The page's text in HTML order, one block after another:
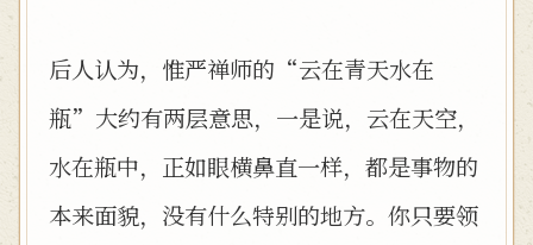
后人认为，惟严禅师的“云在青天水在
瓶”大约有两层意思，一是说，云在天空，
水在瓶中，正如眼横鼻直一样，都是事物的
本来面貌，没有什么特别的地方。你只要领